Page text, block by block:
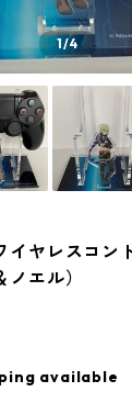
1/4
イヤレスコン
エル）
available